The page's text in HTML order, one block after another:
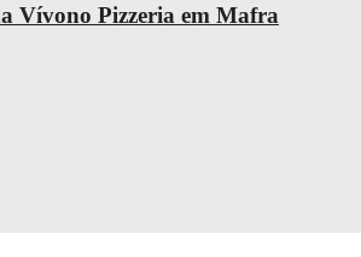
Vívono Pizzeria em Mafra